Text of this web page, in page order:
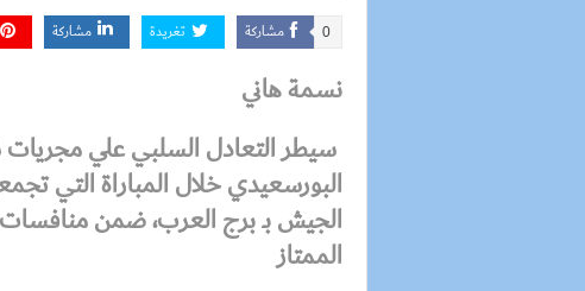
مشاركة 0 تغريدة مشاركة
نسمة هاني
سيطرالتعادل السلبي علي
البورسعيدي خلال المباراة التي
الجيش بـ برج العرب، ضمن منافسات
الممتاز